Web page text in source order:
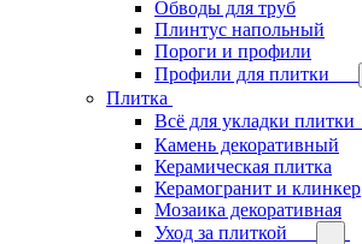
Обводы для труб
Плинтус напольный
Пороги и профили
Профили для плитки
Плитка
Всё для укладки плитки
Камень декоративный
Керамическая плитка
Керамогранит и клинкер
Мозаика декоративная
Уход за плиткой